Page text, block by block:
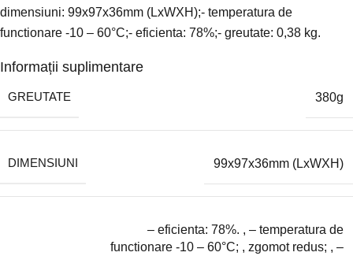
dimensiuni: 99x97x36mm (LxWXH);- temperatura de
functionare -10 – 60°C;- eficienta: 78%;- greutate: 0,38 kg.
Informații suplimentare
GREUTATE 380g
DIMENSIUNI 99x97x36mm (LxWXH)
– eficienta: 78%. , – temperatura de
functionare -10 – 60°C; , zgomot redus; , –